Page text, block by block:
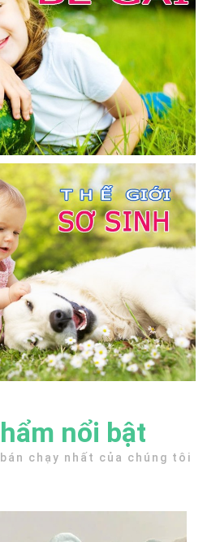
nổi bật
chạy nhất của chúng tôi